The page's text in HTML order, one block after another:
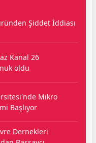
Şiddet İddiası
Kanal 26
oldu
Mikro
Başlıyor
Dernekleri